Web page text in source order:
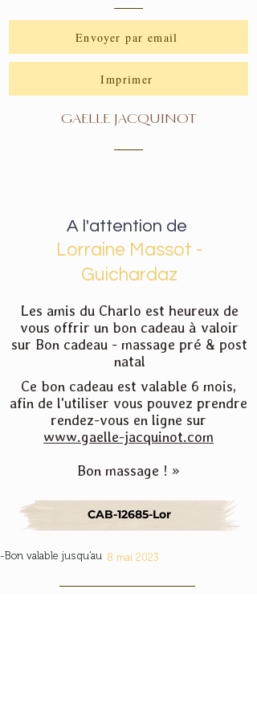
GAELLE JACQUINOT
Envoyer par email
Imprimer
A l'attention de
Lorraine Massot -
Guichardaz
Les amis du Charlo est heureux de
vous offrir un bon cadeau à valoir
sur Bon cadeau - massage pré & post
natal
Ce bon cadeau est valable 6 mois,
afin de l'utiliser vous pouvez prendre
rendez-vous en ligne sur
www.gaelle-jacquinot.com
Bon massage ! »
CAB-12685-Lor
-Bon valable jusqu'au 8 mai 2023